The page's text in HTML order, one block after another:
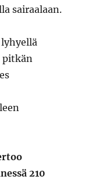
sairaalaan.
pitkän
210